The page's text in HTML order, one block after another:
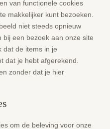
van functionele cookies
makkelijker kunt bezoeken.
niet steeds opnieuw
een bezoek aan onze site
dat de items in je
dat je hebt afgerekend.
zonder dat je hier
om de beleving voor onze